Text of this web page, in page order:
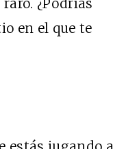
¿Podrías
en el que te